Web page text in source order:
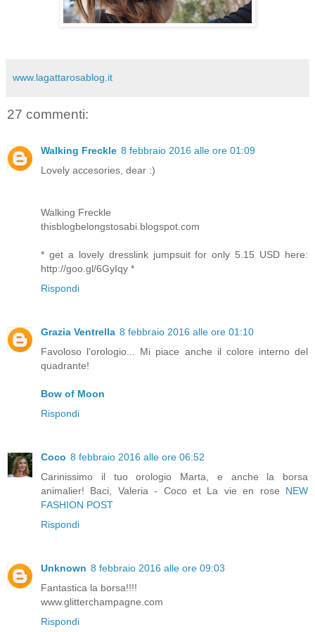
www.lagattarosablog.it
27 commenti:
Walking Freckle 8 febbraio 2016 alle ore 01:09
Lovely accesories, dear :)
Walking Freckle
thisblogbelongstosabi.blogspot.com
* get a lovely dresslink jumpsuit for only 5.15 USD here:
http://goo.gl/6GyIqy *
Rispondi
Grazia Ventrella 8 febbraio 2016 alle ore 01:10
Favoloso l'orologio... Mi piace anche il colore interno del
quadrante!
Bow of Moon
Rispondi
Coco 8 febbraio 2016 alle ore 06:52
Carinissimo il tuo orologio Marta, e anche la borsa
animalier! Baci, Valeria - Coco et La vie en rose NEW
FASHION POST
Rispondi
Unknown 8 febbraio 2016 alle ore 09:03
Fantastica la borsa!!!!
www.glitterchampagne.com
Rispondi